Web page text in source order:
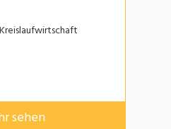
Kreislaufwirtschaft
sehen